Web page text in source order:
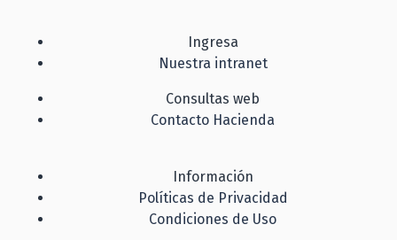
Ingresa
Nuestra intranet
Consultas web
Contacto Hacienda
Información
Políticas de Privacidad
Condiciones de Uso